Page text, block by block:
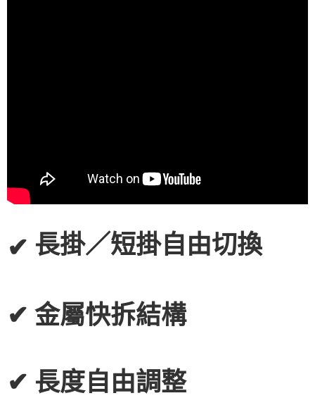
✔ 長掛／短掛自由切換
✔ 金屬快拆結構
✔ 長度自由調整